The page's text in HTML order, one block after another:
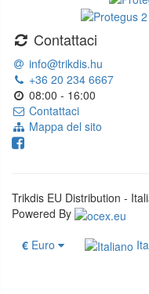
Contattaci
info@trikdis.hu
+36 20 234 6667
08:00 - 16:00
Contattaci
Mappa del sito
Trikdis EU Distribution -
Powered By
€ Euro